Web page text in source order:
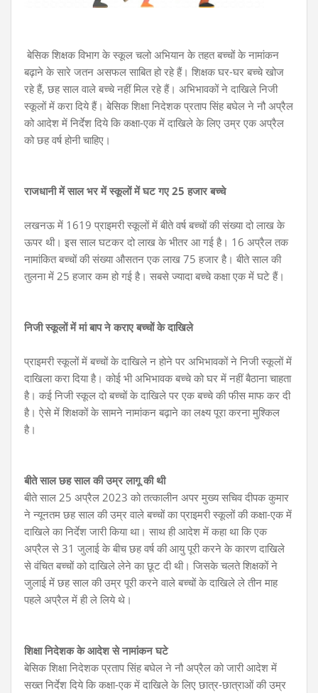
बेसिक शिक्षक विभाग के स्कूल चलो अभियान के तहत बच्चों के नामांकन
बढ़ाने के सारे जतन असफल साबित हो रहे हैं। शिक्षक घर-घर बच्चे खोज
रहे हैं, छह साल वाले बच्चे नहीं मिल रहे हैं। अभिभावकों ने दाखिले निजी
स्कूलों में करा दिये हैं। बेसिक शिक्षा निदेशक प्रताप सिंह बघेल ने नौ अप्रैल
को आदेश में निर्देश दिये कि कक्षा-एक में दाखिले के लिए उम्र एक अप्रैल
को छह वर्ष होनी चाहिए।
राजधानी में साल भर में स्कूलों में घट गए 25 हजार बच्चे
लखनऊ में 1619 प्राइमरी स्कूलों में बीते वर्ष बच्चों की संख्या दो लाख के
ऊपर थी। इस साल घटकर दो लाख के भीतर आ गई है। 16 अप्रैल तक
नामांकित बच्चों की संख्या औसतन एक लाख 75 हजार है। बीते साल की
तुलना में 25 हजार कम हो गई है। सबसे ज्यादा बच्चे कक्षा एक में घटे हैं।
निजी स्कूलों में मां बाप ने कराए बच्चों के दाखिले
प्राइमरी स्कूलों में बच्चों के दाखिले न होने पर अभिभावकों ने निजी स्कूलों में
दाखिला करा दिया है। कोई भी अभिभावक बच्चे को घर में नहीं बैठाना चाहता
है। कई निजी स्कूल दो बच्चों के दाखिले पर एक बच्चे की फीस माफ कर दी
है। ऐसे में शिक्षकों के सामने नामांकन बढ़ाने का लक्ष्य पूरा करना मुश्किल
है।
बीते साल छह साल की उम्र लागू की थी
बीते साल 25 अप्रैल 2023 को तत्कालीन अपर मुख्य सचिव दीपक कुमार
ने न्यूनतम छह साल की उम्र वाले बच्चों का प्राइमरी स्कूलों की कक्षा-एक में
दाखिले का निर्देश जारी किया था। साथ ही आदेश में कहा था कि एक
अप्रैल से 31 जुलाई के बीच छह वर्ष की आयु पूरी करने के कारण दाखिले
से वंचित बच्चों को दाखिले लेने का छूट दी थी। जिसके चलते शिक्षकों ने
जुलाई में छह साल की उम्र पूरी करने वाले बच्चों के दाखिले ले तीन माह
पहले अप्रैल में ही ले लिये थे।
शिक्षा निदेशक के आदेश से नामांकन घटे
बेसिक शिक्षा निदेशक प्रताप सिंह बघेल ने नौ अप्रैल को जारी आदेश में
सख्त निर्देश दिये कि कक्षा-एक में दाखिले के लिए छात्र-छात्राओं की उम्र